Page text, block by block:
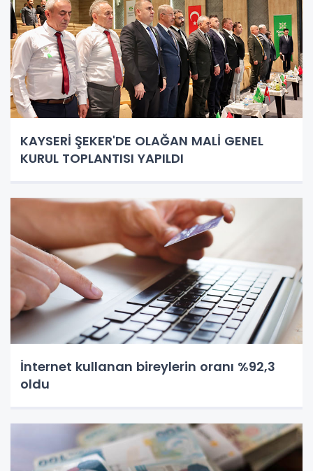
KAYSERİ ŞEKER'DE OLAĞAN MALİ GENEL
KURUL TOPLANTISI YAPILDI
İnternet kullanan bireylerin oranı %92,3
oldu